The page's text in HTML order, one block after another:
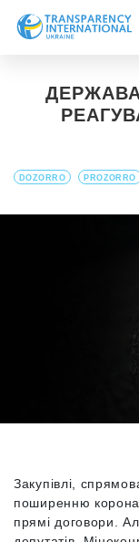
Новини
Напрями
DOZORRO PROZORRO
Закупівлі,
поширенню
прямі договори.